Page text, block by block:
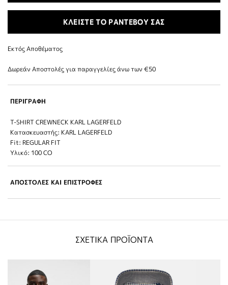
ΚΛΕΙΣΤΕ ΤΟ ΡΑΝΤΕΒΟΥ ΣΑΣ
Εκτός Αποθέματος
Δωρεάν Αποστολές για παραγγελίες άνω των €50
ΠΕΡΙΓΡΑΦΗ
T-SHIRT CREWNECK KARL LAGERFELD
Κατασκευαστής: KARL LAGERFELD
Fit: REGULAR FIT
Υλικό: 100 CO
ΑΠΟΣΤΟΛΕΣ ΚΑΙ ΕΠΙΣΤΡΟΦΕΣ
ΣΧΕΤΙΚΑ ΠΡΟΪΟΝΤΑ